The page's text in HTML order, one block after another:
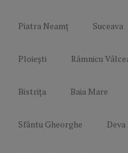
Piatra Neamț Suceava
Ploiești Râmnicu
Bistrița Baia Mare
Sfântu Gheorghe Deva